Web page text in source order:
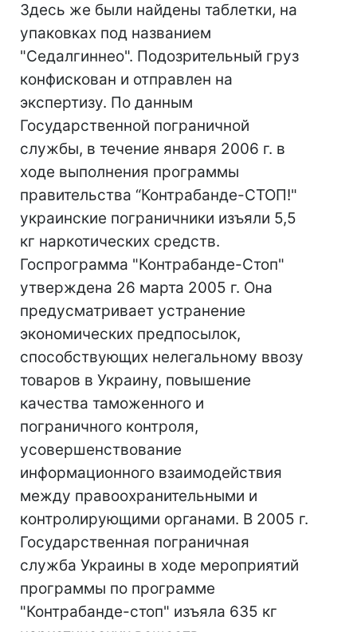
Здесь же были найдены таблетки, на
упаковках под названием
"Седалгиннео". Подозрительный груз
конфискован и отправлен на
экспертизу. По данным
Государственной пограничной
службы, в течение января 2006 г. в
ходе выполнения программы
правительства “Контрабанде-СТОП!"
украинские пограничники изъяли 5,5
кг наркотических средств.
Госпрограмма "Контрабанде-Стоп"
утверждена 26 марта 2005 г. Она
предусматривает устранение
экономических предпосылок,
способствующих нелегальному ввозу
товаров в Украину, повышение
качества таможенного и
пограничного контроля,
усовершенствование
информационного взаимодействия
между правоохранительными и
контролирующими органами. В 2005 г.
Государственная пограничная
служба Украины в ходе мероприятий
программы по программе
"Контрабанде-стоп" изъяла 635 кг